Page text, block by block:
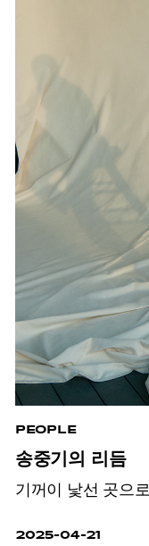
PEOPLE
송중기의 리듬
기꺼이 낯선 곳으
2025-04-21